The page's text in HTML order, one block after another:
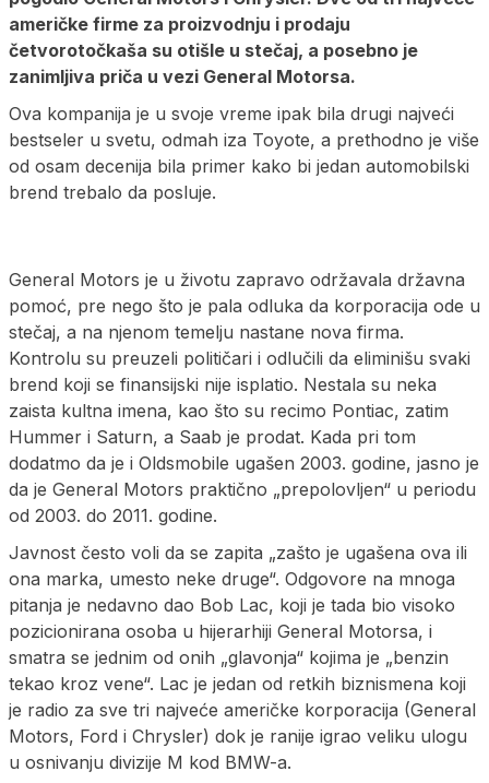
američke firme za proizvodnju i prodaju
četvorotočkaša su otišle u stečaj, a posebno je
zanimljiva priča u vezi General Motorsa.
Ova kompanija je u svoje vreme ipak bila drugi najveći
bestseler u svetu, odmah iza Toyote, a prethodno je više
od osam decenija bila primer kako bi jedan automobilski
brend trebalo da posluje.
General Motors je u životu zapravo održavala državna
pomoć, pre nego što je pala odluka da korporacija ode u
stečaj, a na njenom temelju nastane nova firma.
Kontrolu su preuzeli političari i odlučili da eliminišu svaki
brend koji se finansijski nije isplatio. Nestala su neka
zaista kultna imena, kao što su recimo Pontiac, zatim
Hummer i Saturn, a Saab je prodat. Kada pri tom
dodatmo da je i Oldsmobile ugašen 2003. godine, jasno je
da je General Motors praktično „prepolovljen“ u periodu
od 2003. do 2011. godine.
Javnost često voli da se zapita „zašto je ugašena ova ili
ona marka, umesto neke druge“. Odgovore na mnoga
pitanja je nedavno dao Bob Lac, koji je tada bio visoko
pozicionirana osoba u hijerarhiji General Motorsa, i
smatra se jednim od onih „glavonja“ kojima je „benzin
tekao kroz vene“. Lac je jedan od retkih biznismena koji
je radio za sve tri najveće američke korporacija (General
Motors, Ford i Chrysler) dok je ranije igrao veliku ulogu
u osnivanju divizije M kod BMW-a.